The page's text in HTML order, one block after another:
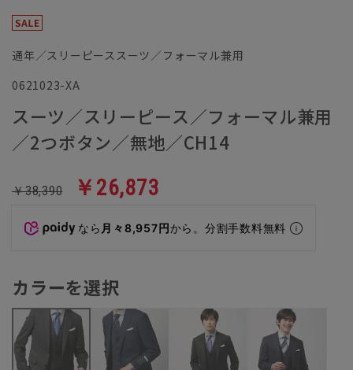
通年／スリーピーススーツ／フォーマル兼用
0621023-XA
スーツ／スリーピース／フォーマル兼用
／2つボタン／無地／CH14
￥38,390 ￥26,873
なら 月々8,957円から。分割手数料無料
カラーを選択